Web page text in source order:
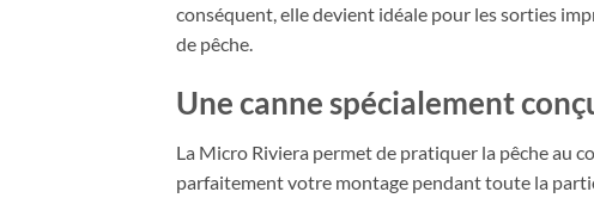
conséquent, elle devient idéale pour les sorties
de pêche.
Une canne spécialement
La Micro Riviera permet de pratiquer la pêche au
parfaitement votre montage pendant toute la